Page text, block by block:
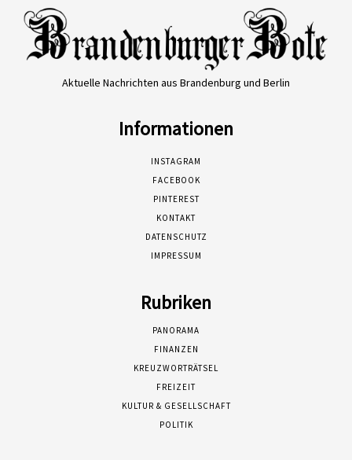
Aktuelle Nachrichten aus Brandenburg und Berlin
Informationen
INSTAGRAM
FACEBOOK
PINTEREST
KONTAKT
DATENSCHUTZ
IMPRESSUM
Rubriken
PANORAMA
FINANZEN
KREUZWORTRÄTSEL
FREIZEIT
KULTUR & GESELLSCHAFT
POLITIK